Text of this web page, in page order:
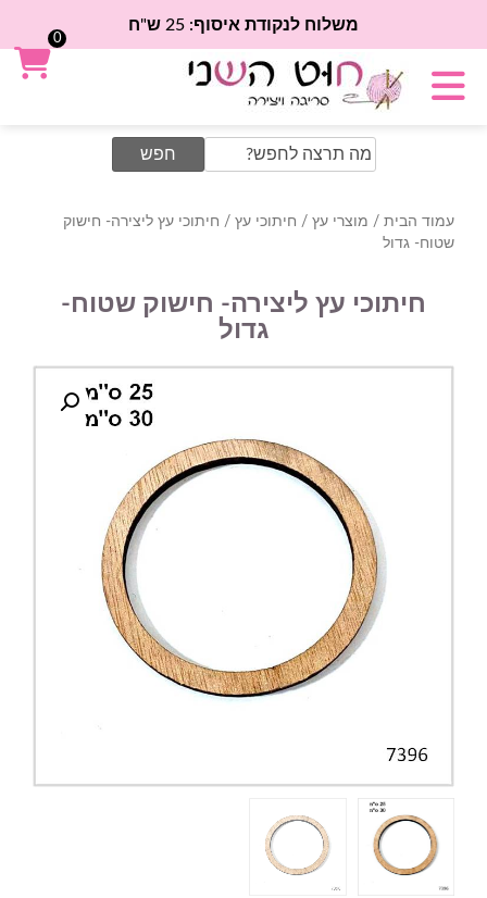
משלוח לנקודת איסוף: 25 ש"ח
Search
for:
עמוד הבית / מוצרי עץ / חיתוכי עץ / חיתוכי עץ ליצירה- חישוק
שטוח- גדול
חיתוכי עץ ליצירה- חישוק שטוח-
גדול
0